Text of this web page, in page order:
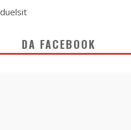
DA FACEBOOK